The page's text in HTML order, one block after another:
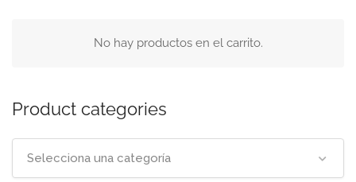
No hay productos en el carrito.
Product categories
Selecciona una categoría